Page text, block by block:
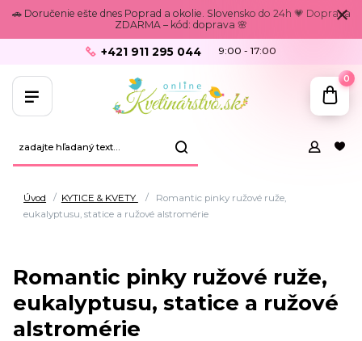
🚗 Doručenie ešte dnes Poprad a okolie. Slovensko do 24h 💗 Doprava
ZDARMA – kód: doprava 🌸
+421 911 295 044 9:00 - 17:00
0
Úvod KYTICE & KVETY
Romantic pinky ružové ruže,
eukalyptusu, statice a ružové alstromérie
Romantic pinky ružové ruže,
eukalyptusu, statice a ružové
alstromérie